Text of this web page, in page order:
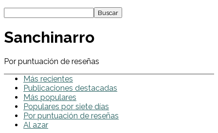
Sanchinarro
Por puntuación de reseñas
Más recientes
Publicaciones destacadas
Más populares
Populares por siete días
Por puntuación de reseñas
Al azar